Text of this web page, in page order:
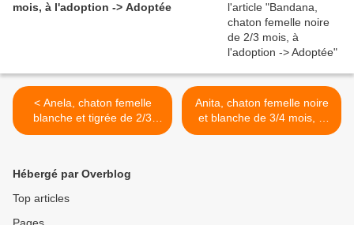
mois, à l'adoption -> Adoptée
< Anela, chaton femelle
blanche et tigrée de 2/3
mois, à l'adoption ->
Anita, chaton femelle noire
et blanche de 3/4 mois, à
l'adoption -> adoptée >
Hébergé par Overblog
Top articles